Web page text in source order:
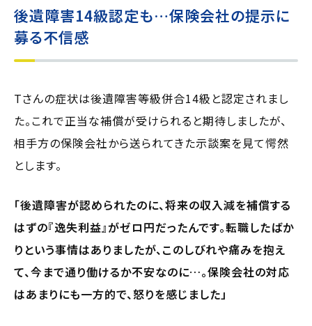
後遺障害14級認定も…保険会社の提示に
募る不信感
Tさんの症状は後遺障害等級併合14級と認定されまし
た。これで正当な補償が受けられると期待しましたが、
相手方の保険会社から送られてきた示談案を見て愕然
とします。
「後遺障害が認められたのに、将来の収入減を補償する
はずの『逸失利益』がゼロ円だったんです。転職したばか
りという事情はありましたが、このしびれや痛みを抱え
て、今まで通り働けるか不安なのに…。保険会社の対応
はあまりにも一方的で、怒りを感じました」